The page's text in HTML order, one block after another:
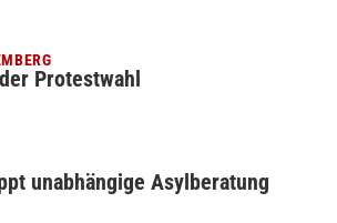
Protestwahl
unabhängige Asylberatung